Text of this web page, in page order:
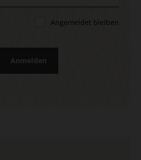
Angemeldet bleiben
Anmelden